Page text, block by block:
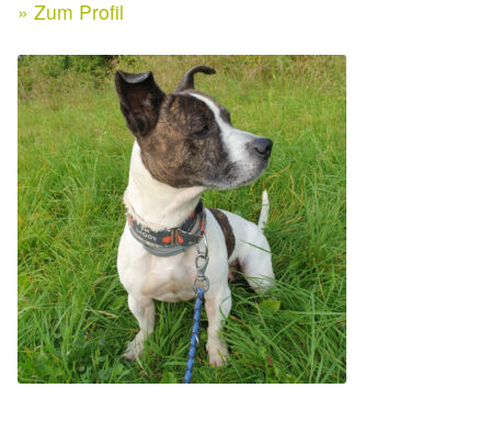
Aktuelle Spenden 2026
Ihre/Eure Spenden – Januar bis Juni 2026
Spenden 2025
Juli bis Dezember 2025
Januar bis Juni 2025
Spenden 2024
Kontakt & Rechtliches
Facebook
Instagram
» Zum Profil